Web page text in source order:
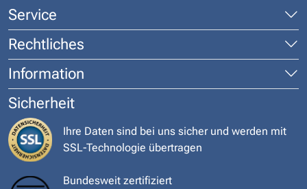
Service
Rechtliches
Information
Sicherheit
Ihre Daten sind bei uns sicher und werden mit
SSL-Technologie übertragen
Bundesweit zertifiziert